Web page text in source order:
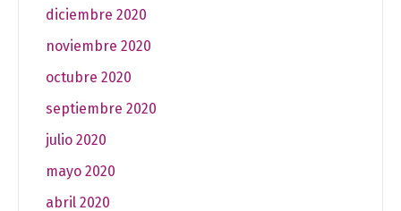
diciembre 2020
noviembre 2020
octubre 2020
septiembre 2020
julio 2020
mayo 2020
abril 2020